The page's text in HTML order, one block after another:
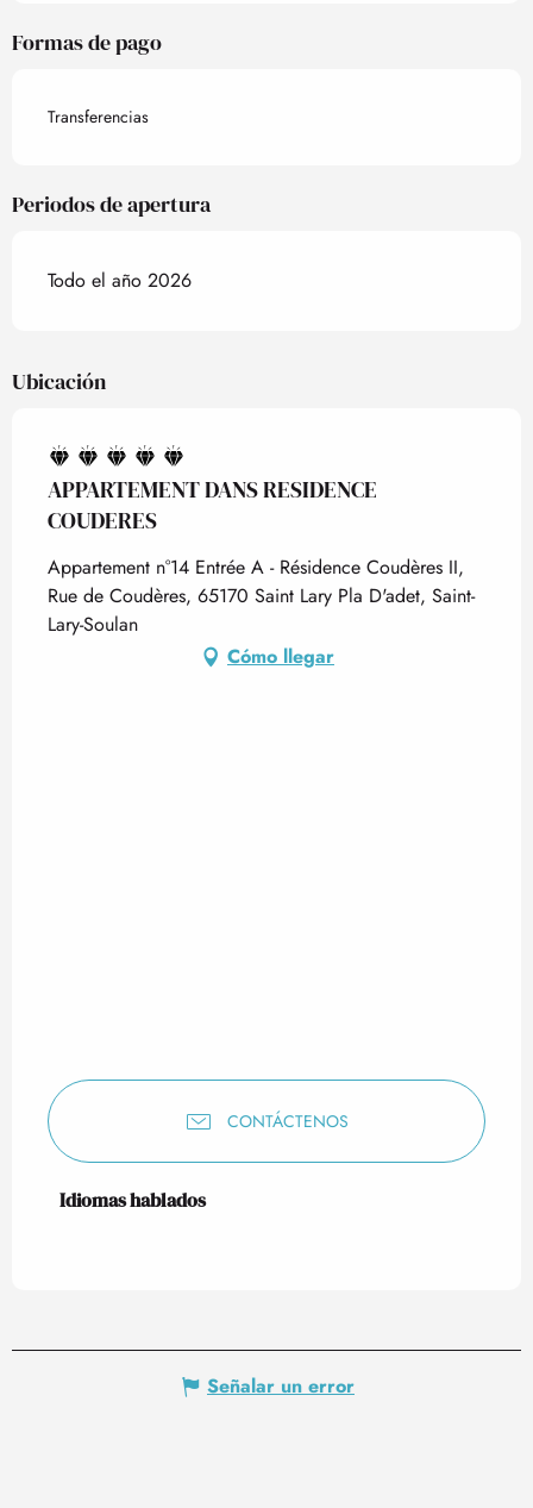
Formas de pago
Transferencias
Periodos de apertura
Todo el año 2026
Ubicación
APPARTEMENT DANS RESIDENCE
COUDERES
Appartement n°14 Entrée A - Résidence Coudères II,
Rue de Coudères, 65170 Saint Lary Pla D'adet, Saint-
Lary-Soulan
Cómo llegar
CONTÁCTENOS
Idiomas hablados
Idiomas hablados
Señalar un error